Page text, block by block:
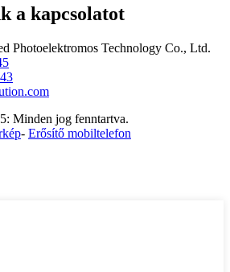
a kapcsolatot
Photoelektromos Technology Co., Ltd.
Minden jog fenntartva.
- Erősítő mobiltelefon